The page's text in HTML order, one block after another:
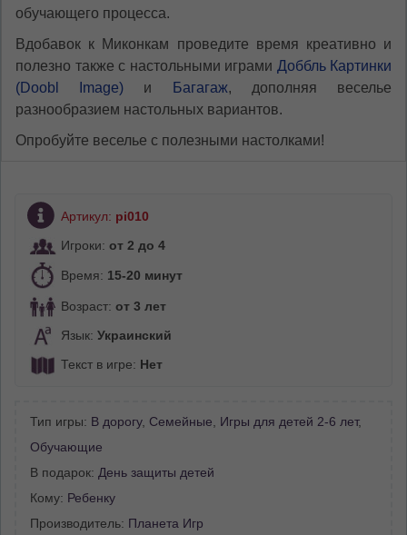
обучающего процесса.
Вдобавок к Миконкам проведите время креативно и
полезно также с настольными играми Доббль Картинки
(Doobl Image) и Багагаж, дополняя веселье
разнообразием настольных вариантов.
Опробуйте веселье с полезными настолками!
Артикул: pi010
Игроки: от 2 до 4
Время: 15-20 минут
Возраст: от 3 лет
Язык: Украинский
Текст в игре: Нет
Тип игры: В дорогу, Семейные Игры для детей 2-6 лет,
Обучающие
В подарок: День защиты детей
Кому: Ребенку
Производитель: Планета Игр